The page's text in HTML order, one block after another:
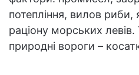
потепління, вилов риби,
раціону морських
природні вороги –